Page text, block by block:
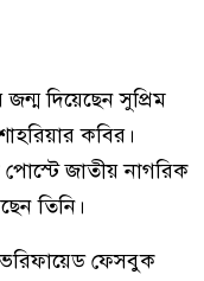
দিয়েছেন সুপ্রিম
কবির।
জাতীয় নাগরিক
তিনি।
ফেসবুক